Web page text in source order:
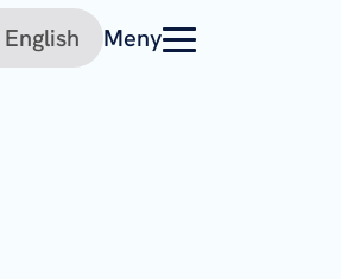
English Meny